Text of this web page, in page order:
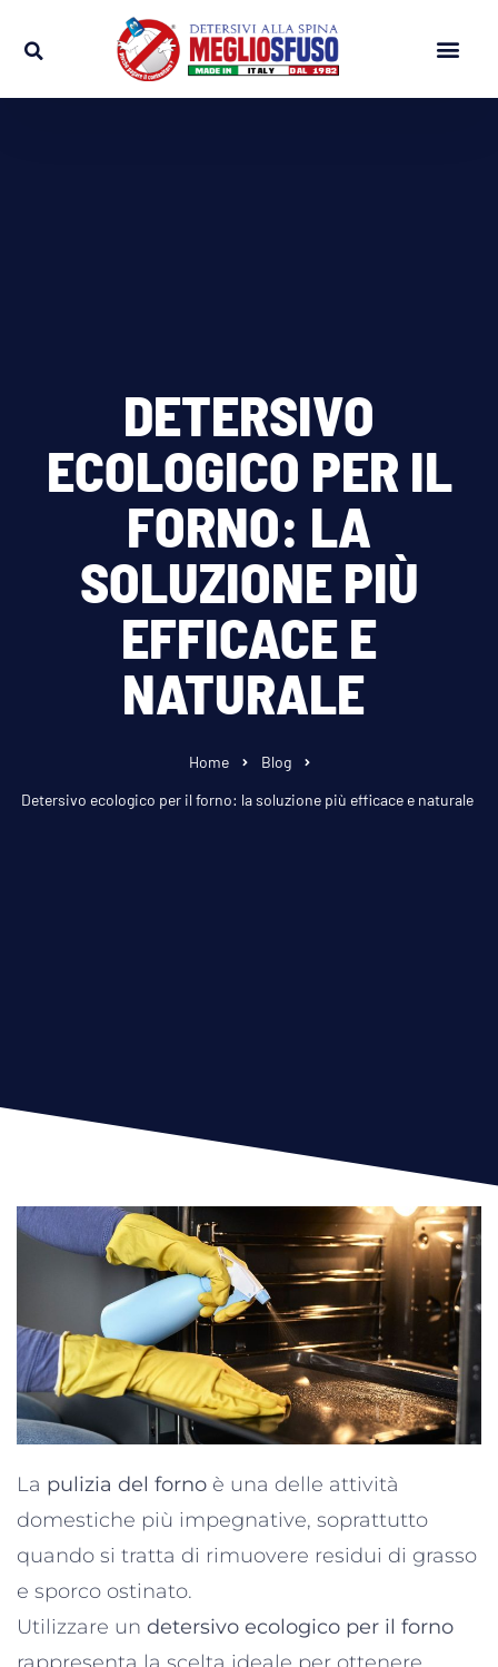
DETERSIVO
ECOLOGICO PER IL
FORNO: LA
SOLUZIONE PIÙ
EFFICACE E
NATURALE
Home
Blog
Detersivo ecologico per il forno: la soluzione più efficace e naturale
La pulizia del forno è una delle attività
domestiche più impegnative, soprattutto
quando si tratta di rimuovere residui di grasso
e sporco ostinato.
Utilizzare un detersivo ecologico per il forno